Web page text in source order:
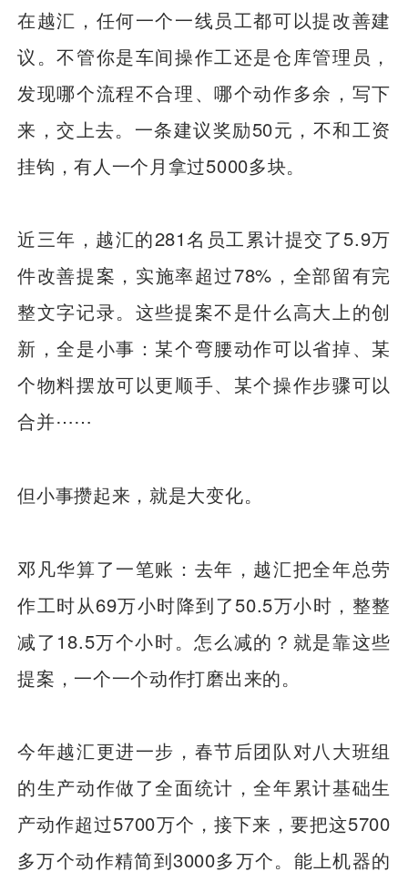
在越汇，任何一个一线员工都可以提改善建
议。不管你是车间操作工还是仓库管理员，
发现哪个流程不合理、哪个动作多余，写下
来，交上去。一条建议奖励50元，不和工资
挂钩，有人一个月拿过5000多块。
近三年，越汇的281名员工累计提交了5.9万
件改善提案，实施率超过78%，全部留有完
整文字记录。这些提案不是什么高大上的创
新，全是小事：某个弯腰动作可以省掉、某
个物料摆放可以更顺手、某个操作步骤可以
合并⋯⋯
但小事攒起来，就是大变化。
邓凡华算了一笔账：去年，越汇把全年总劳
作工时从69万小时降到了50.5万小时，整整
减了18.5万个小时。怎么减的？就是靠这些
提案，一个一个动作打磨出来的。
今年越汇更进一步，春节后团队对八大班组
的生产动作做了全面统计，全年累计基础生
产动作超过5700万个，接下来，要把这5700
多万个动作精简到3000多万个。能上机器的